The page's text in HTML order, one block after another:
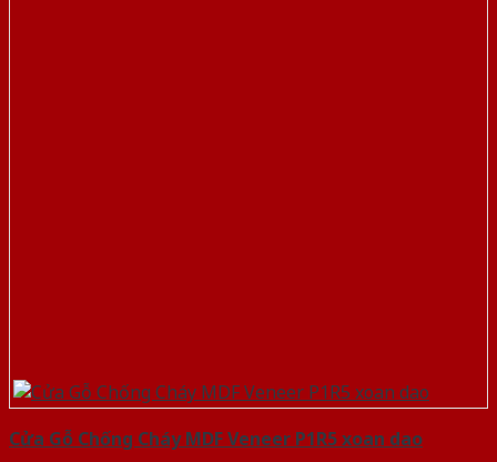
Cửa Gỗ Chống Cháy MDF Veneer P1R5 xoan dao